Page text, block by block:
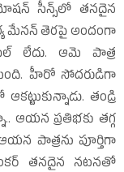
సీన్స్‌లో తనదైన
మేనన్‌ తెరపై అందంగా
లేదు. ఆమె పాత్ర
హీరో సోదరుడిగా
తండ్రి
ఆయన ప్రతిభకు తగ్గ
పాత్రను పూర్తిగా
తనదైన నటనతో